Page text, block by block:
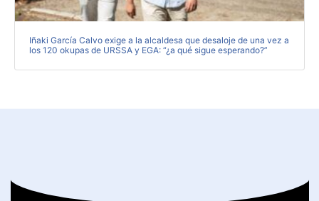
Iñaki García Calvo exige a la alcaldesa que desaloje de una vez a
los 120 okupas de URSSA y EGA: “¿a qué sigue esperando?”